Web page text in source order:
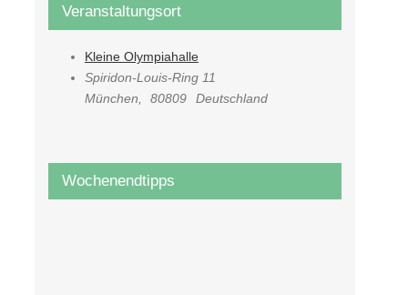
Veranstaltungsort
Kleine Olympiahalle
Spiridon-Louis-Ring 11
München
80809 Deutschland
Wochenendtipps